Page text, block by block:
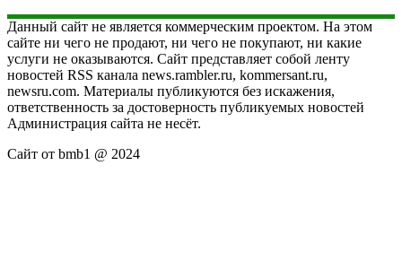
Данный сайт не является коммерческим проектом. На этом
сайте ни чего не продают, ни чего не покупают, ни какие
услуги не оказываются. Сайт представляет собой ленту
новостей RSS канала news.rambler.ru, kommersant.ru,
newsru.com. Материалы публикуются без искажения,
ответственность за достоверность публикуемых новостей
Администрация сайта не несёт.
Сайт от bmb1 @ 2024